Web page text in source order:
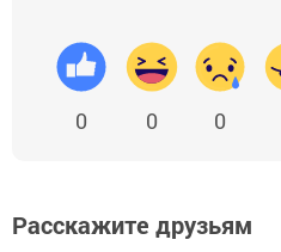
0 0 0
Расскажите друзьям